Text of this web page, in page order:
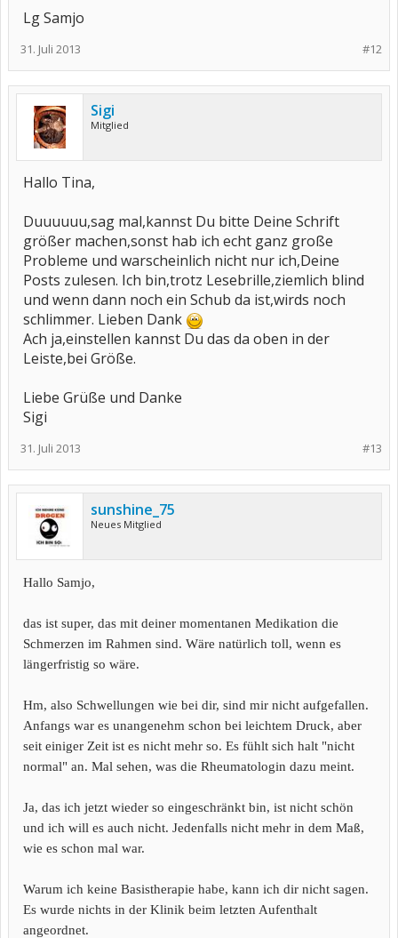
Lg Samjo
#12
31. Juli 2013
Sigi
Mitglied
Hallo Tina,
Duuuuuu,sag mal,kannst Du bitte Deine Schrift
größer machen,sonst hab ich echt ganz große
Probleme und warscheinlich nicht nur ich,Deine
Posts zulesen. Ich bin,trotz Lesebrille,ziemlich blind
und wenn dann noch ein Schub da ist,wirds noch
schlimmer. Lieben Dank
Ach ja,einstellen kannst Du das da oben in der
Leiste,bei Größe.
Liebe Grüße und Danke
Sigi
#13
31. Juli 2013
sunshine_75
Neues Mitglied
Hallo Samjo,
das ist super, das mit deiner momentanen Medikation die
Schmerzen im Rahmen sind. Wäre natürlich toll, wenn es
längerfristig so wäre.
Hm, also Schwellungen wie bei dir, sind mir nicht aufgefallen.
Anfangs war es unangenehm schon bei leichtem Druck, aber
seit einiger Zeit ist es nicht mehr so. Es fühlt sich halt "nicht
normal" an. Mal sehen, was die Rheumatologin dazu meint.
Ja, das ich jetzt wieder so eingeschränkt bin, ist nicht schön
und ich will es auch nicht. Jedenfalls nicht mehr in dem Maß,
wie es schon mal war.
Warum ich keine Basistherapie habe, kann ich dir nicht sagen.
Es wurde nichts in der Klinik beim letzten Aufenthalt
angeordnet.